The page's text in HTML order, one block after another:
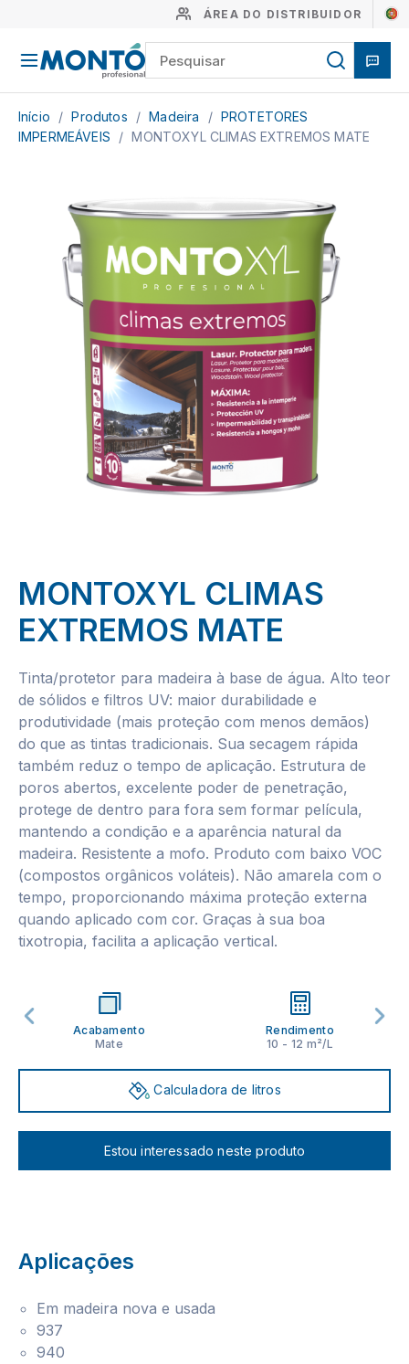
ÁREA DO DISTRIBUIDOR
Início / Produtos / Madeira / PROTETORES
IMPERMEÁVEIS
/ MONTOXYL CLIMAS EXTREMOS MATE
MONTOXYL CLIMAS
EXTREMOS MATE
Tinta/protetor para madeira à base de água. Alto teor
de sólidos e filtros UV: maior durabilidade e
produtividade (mais proteção com menos demãos)
do que as tintas tradicionais. Sua secagem rápida
também reduz o tempo de aplicação. Estrutura de
poros abertos, excelente poder de penetração,
protege de dentro para fora sem formar película,
mantendo a condição e a aparência natural da
madeira. Resistente a mofo. Produto com baixo VOC
(compostos orgânicos voláteis). Não amarela com o
tempo, proporcionando máxima proteção externa
quando aplicado com cor. Graças à sua boa
tixotropia, facilita a aplicação vertical.
Acabamento
Mate
Rendimento
10 - 12 m²/L
Calculadora de litros
Estou interessado neste produto
Aplicações
Em madeira nova e usada
937
940